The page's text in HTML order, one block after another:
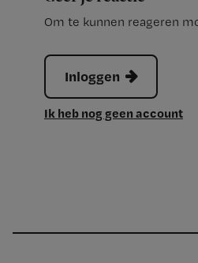
Om te kunnen reageren
Inloggen
Ik heb nog geen account